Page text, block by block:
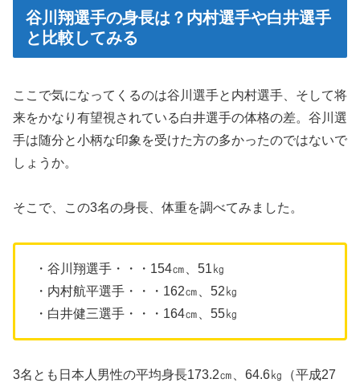
谷川翔選手の身長は？内村選手や白井選手
と比較してみる
ここで気になってくるのは谷川選手と内村選手、そして将
来をかなり有望視されている白井選手の体格の差。谷川選
手は随分と小柄な印象を受けた方の多かったのではないで
しょうか。
そこで、この3名の身長、体重を調べてみました。
・谷川翔選手・・・154㎝、51㎏
・内村航平選手・・・162㎝、52㎏
・白井健三選手・・・164㎝、55㎏
3名とも日本人男性の平均身長173.2㎝、64.6㎏（平成27